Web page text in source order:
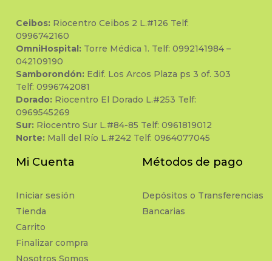
Ceibos: Riocentro Ceibos 2 L.#126 Telf:
0996742160
OmniHospital: Torre Médica 1. Telf: 0992141984 –
042109190
Samborondón: Edif. Los Arcos Plaza ps 3 of. 303
Telf: 0996742081
Dorado: Riocentro El Dorado L.#253 Telf:
0969545269
Sur: Riocentro Sur L.#84-85 Telf: 0961819012
Norte: Mall del Río L.#242 Telf: 0964077045
Mi Cuenta
Iniciar sesión
Tienda
Carrito
Finalizar compra
Nosotros Somos
Métodos de pago
Depósitos o Transferencias
Bancarias